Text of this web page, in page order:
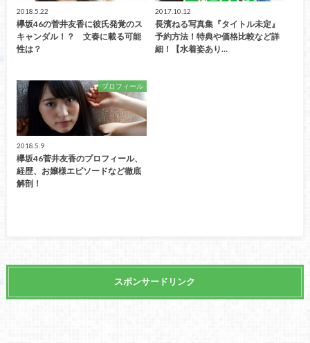
2018.5.22
欅坂46の菅井友香に彼氏発覚のス
キャンダル！？ 文春に載る可能
性は？
2017.10.12
長濱ねる写真集『タイトル未定』
予約方法！特典や価格比較など詳
細！【水着姿あり…
プロフィール
2018.5.9
欅坂46菅井友香のプロフィール、
経歴、お嬢様エピソードなど徹底
解剖！
スポンサードリンク